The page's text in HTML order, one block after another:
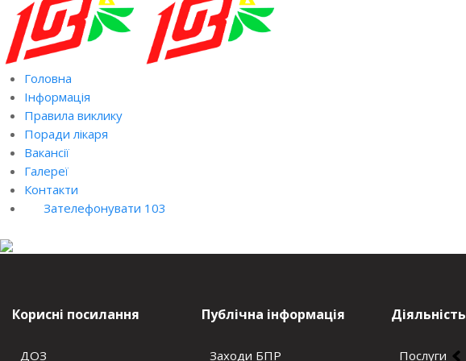
Головна
Інформація
Правила виклику
Поради лікаря
Вакансії
Галереї
Контакти
Зателефонувати 103
Корисні посилання
ДОЗ
Публічна інформація
Заходи БПР
Діяльність
Послуги